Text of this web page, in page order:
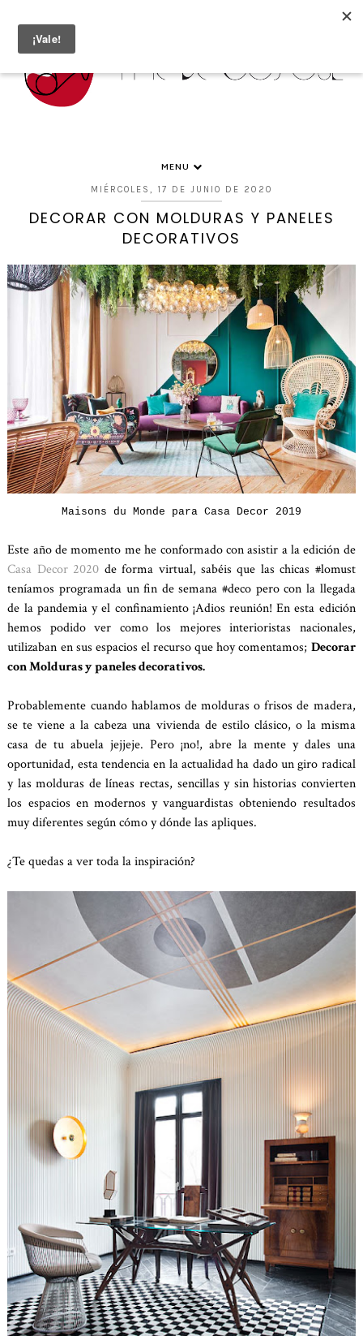
MENU
MIÉRCOLES, 17 DE JUNIO DE 2020
DECORAR CON MOLDURAS Y PANELES
DECORATIVOS
Maisons du Monde para Casa Decor 2019
Este año de momento me he conformado con asistir a la edición de
Casa Decor 2020 de forma virtual, sabéis que las chicas #lomust
teníamos programada un fin de semana #deco pero con la llegada
de la pandemia y el confinamiento ¡Adios reunión! En esta edición
hemos podido ver como los mejores interioristas nacionales,
utilizaban en sus espacios el recurso que hoy comentamos; Decorar
con Molduras y paneles decorativos.
Probablemente cuando hablamos de molduras o frisos de madera,
se te viene a la cabeza una vivienda de estilo clásico, o la misma
casa de tu abuela jejjeje. Pero ¡no!, abre la mente y dales una
oportunidad, esta tendencia en la actualidad ha dado un giro radical
y las molduras de líneas rectas, sencillas y sin historias convierten
los espacios en modernos y vanguardistas obteniendo resultados
muy diferentes según cómo y dónde las apliques.
¿Te quedas a ver toda la inspiración?